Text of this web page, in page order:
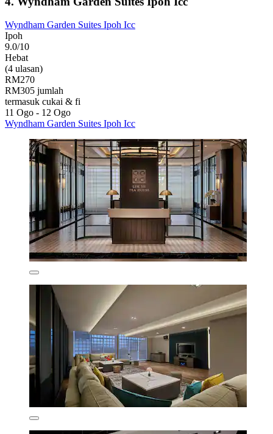
Wyndham Garden Suites Ipoh Icc
Ipoh
9.0/10
Hebat
(4 ulasan)
RM270
RM305 jumlah
termasuk cukai & fi
11 Ogo - 12 Ogo
Wyndham Garden Suites Ipoh Icc